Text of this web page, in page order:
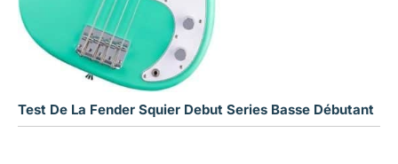
Test De La Fender Squier Debut Series Basse Débutant